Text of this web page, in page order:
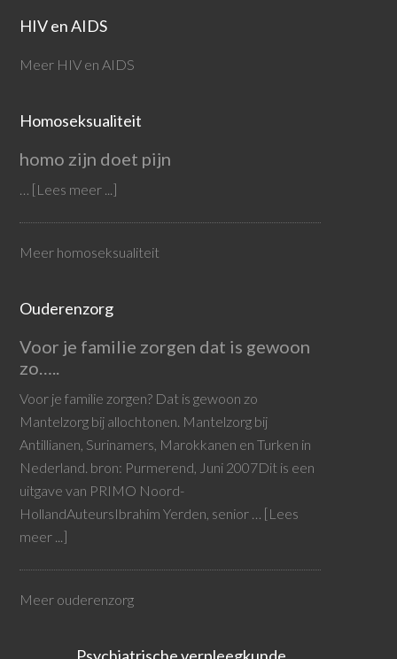
HIV en AIDS
Meer HIV en AIDS
Homoseksualiteit
homo zijn doet pijn
… [Lees meer ...]
Meer homoseksualiteit
Ouderenzorg
Voor je familie zorgen dat is gewoon
zo…..
Voor je familie zorgen? Dat is gewoon zo
Mantelzorg bij allochtonen. Mantelzorg bij
Antillianen, Surinamers, Marokkanen en Turken in
Nederland. bron: Purmerend, Juni 2007Dit is een
uitgave van PRIMO Noord-
HollandAuteursIbrahim Yerden, senior … [Lees
meer ...]
Meer ouderenzorg